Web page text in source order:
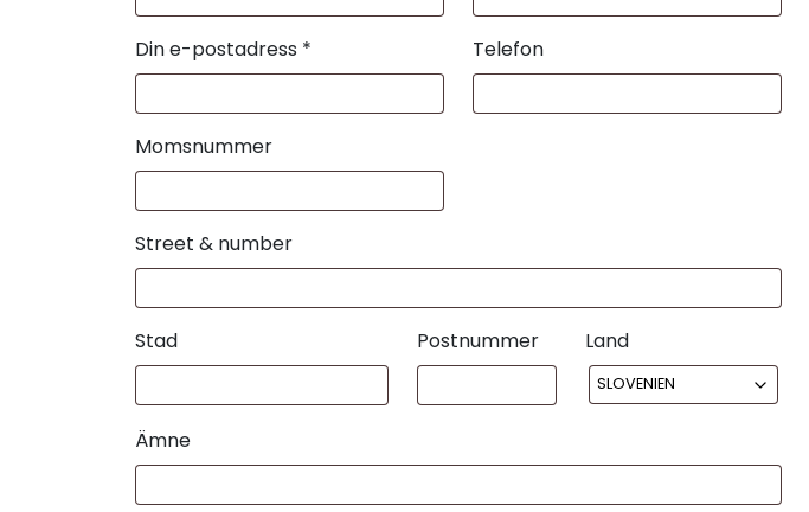
Din e-postadress * Telefon
Momsnummer
Street & number
Stad Postnummer Land
Ämne